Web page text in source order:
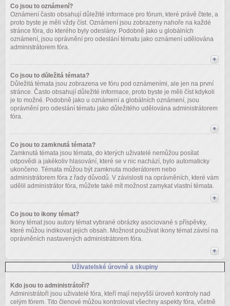
Co jsou to oznámení?
Oznámení často obsahují důležité informace pro fórum, které právě čtete, a
proto byste je měli vždy číst. Oznámení jsou zobrazeny nahoře na každé
stránce fóra, do kterého byly odeslány. Podobně jako u globálních
oznámení, jsou oprávnění pro odeslání tématu jako oznámení udělována
administrátorem fóra.
Co jsou to důležitá témata?
Důležitá témata jsou zobrazena ve fóru pod oznámeními, ale jen na první
stránce. Často obsahují důležité informace, proto byste je měli číst kdykoli
je to možné. Podobně jako u oznámení a globálních oznámení, jsou
oprávnění pro odeslání tématu jako důležitého udělována administrátorem
fóra.
Co jsou to zamknutá témata?
Zamknutá témata jsou témata, do kterých uživatelé nemůžou posílat
odpovědi a jakékoliv hlasování, které se v nic nachází, bylo automaticky
ukončeno. Témata můžou být zamknuta moderátorem nebo
administrátorem fóra z řady důvodů. V závislosti na oprávněních, které vám
udělil administrátor fóra, můžete také mít možnost zamykat vlastní témata.
Co jsou to ikony témat?
Ikony témat jsou autory témat vybrané obrázky asociované s příspěvky,
které můžou indikovat jejich obsah. Možnost používat ikony témat závisí na
oprávněních nastavených administrátorem fóra.
Uživatelské úrovně a skupiny
Kdo jsou to administrátoři?
Administrátoři jsou uživatelé fóra, kteří mají nejvyšší úroveň kontroly nad
celým fórem. Tito členové můžou kontrolovat všechny aspekty fóra, včetně